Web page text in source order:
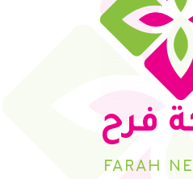
فرح
FARAH